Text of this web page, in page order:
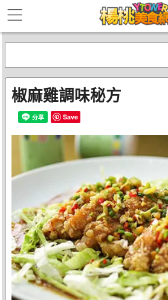
椒麻雞調味秘方
Save